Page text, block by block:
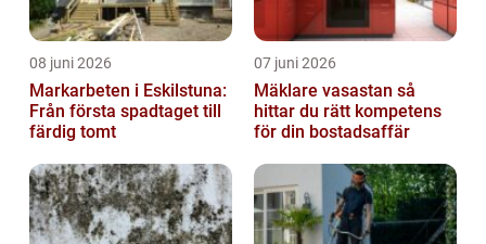
08 juni 2026
Markarbeten i Eskilstuna:
Från första spadtaget till
färdig tomt
07 juni 2026
Mäklare vasastan så
hittar du rätt kompetens
för din bostadsaffär